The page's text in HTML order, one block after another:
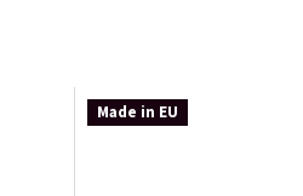
Made in EU